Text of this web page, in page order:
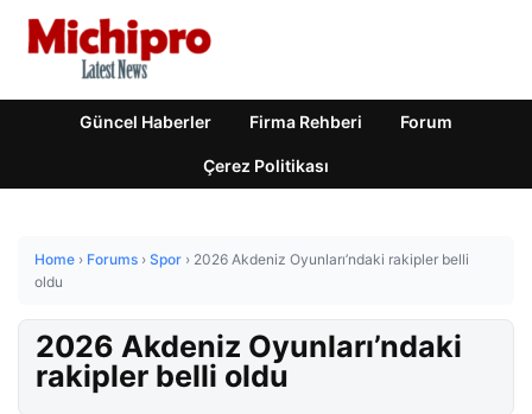
Güncel Haberler Firma Rehberi Forum
Çerez Politikası
Home › Forums › Spor › 2026 Akdeniz Oyunları’ndaki rakipler belli
oldu
2026 Akdeniz Oyunları’ndaki
rakipler belli oldu